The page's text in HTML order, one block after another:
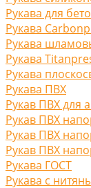
Рукава для
Рукава
Рукава
Рукава
Рукава
Рукава ПВХ
Рукав ПВХ для
Рукав ПВХ
Рукав ПВХ
Рукав ПВХ
Рукава ГОСТ
Рукава с